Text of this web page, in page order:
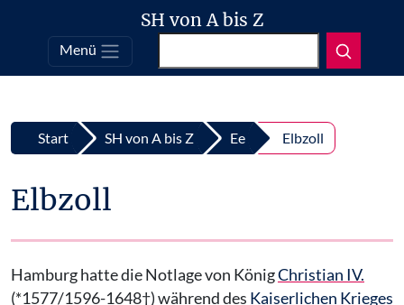
Top
Zum Inhalt springen
SH von A bis Z
Menü
Start SH von A bis Z Ee Elbzoll
Elbzoll
Hamburg hatte die Notlage von KönigChristian IV.
(*1577/1596-1648†) während des Kaiserlichen Krieges